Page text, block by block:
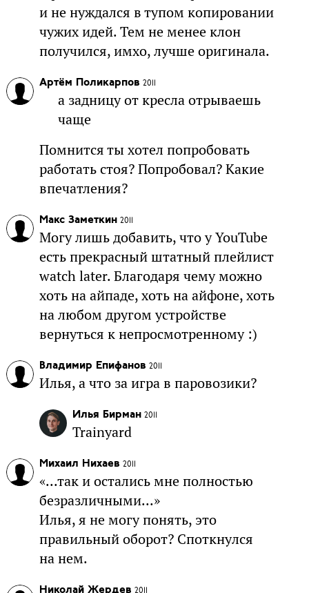
и не нуждался в тупом копировании
чужих идей. Тем не менее клон
получился, имхо, лучше оригинала.
Артём Поликарпов 2011
а задницу от кресла отрываешь
чаще
Помнится ты хотел попробовать
работать стоя? Попробовал? Какие
впечатления?
Макс Заметкин 2011
Могу лишь добавить, что у YouTube
есть прекрасный штатный плейлист
watch later. Благодаря чему можно
хоть на айпаде, хоть на айфоне, хоть
на любом другом устройстве
вернуться к непросмотренному :)
Владимир Епифанов 2011
Илья, а что за игра в паровозики?
Илья Бирман 2011
Trainyard
Михаил Нихаев 2011
«...так и остались мне полностью
безразличными...»
Илья, я не могу понять, это
правильный оборот? Споткнулся
на нем.
Николай Жердев 2011